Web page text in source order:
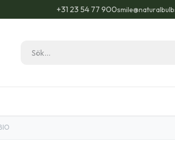
+31 23 54 77 900